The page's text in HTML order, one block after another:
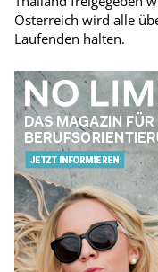
Österreich wird alle
Laufenden halten.